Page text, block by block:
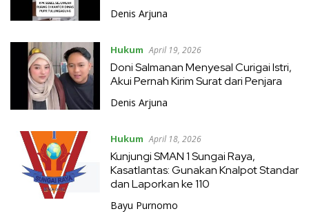
Denis Arjuna
Hukum April 19, 2026
Doni Salmanan Menyesal Curigai Istri,
Akui Pernah Kirim Surat dari Penjara
Denis Arjuna
Hukum April 18, 2026
Kunjungi SMAN 1 Sungai Raya,
Kasatlantas: Gunakan Knalpot Standar
dan Laporkan ke 110
Bayu Purnomo